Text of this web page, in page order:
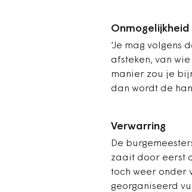
Onmogelijkheid
‘Je mag volgens
afsteken, van wie
manier zou je
dan wordt de
Verwarring
De
zaait door eerst
toch weer onder
georganiseerd